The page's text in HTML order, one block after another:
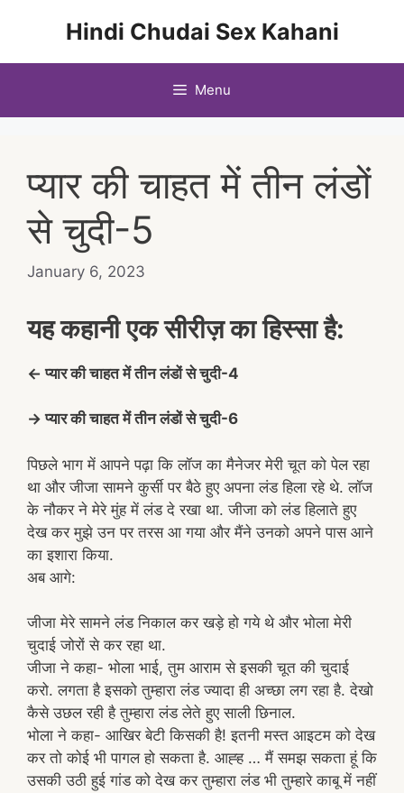
Hindi Chudai Sex Kahani
Menu
प्यार की चाहत में तीन लंडों
से चुदी-5
January 6, 2023
यह कहानी एक सीरीज़ का हिस्सा है:
← प्यार की चाहत में तीन लंडों से चुदी-4
→ प्यार की चाहत में तीन लंडों से चुदी-6
पिछले भाग में आपने पढ़ा कि लॉज का मैनेजर मेरी चूत को पेल रहा
था और जीजा सामने कुर्सी पर बैठे हुए अपना लंड हिला रहे थे. लॉज
के नौकर ने मेरे मुंह में लंड दे रखा था. जीजा को लंड हिलाते हुए
देख कर मुझे उन पर तरस आ गया और मैंने उनको अपने पास आने
का इशारा किया.
अब आगे:
जीजा मेरे सामने लंड निकाल कर खड़े हो गये थे और भोला मेरी
चुदाई जोरों से कर रहा था.
जीजा ने कहा- भोला भाई, तुम आराम से इसकी चूत की चुदाई
करो. लगता है इसको तुम्हारा लंड ज्यादा ही अच्छा लग रहा है. देखो
कैसे उछल रही है तुम्हारा लंड लेते हुए साली छिनाल.
भोला ने कहा- आखिर बेटी किसकी है! इतनी मस्त आइटम को देख
कर तो कोई भी पागल हो सकता है. आह्ह … मैं समझ सकता हूं कि
उसकी उठी हुई गांड को देख कर तुम्हारा लंड भी तुम्हारे काबू में नहीं